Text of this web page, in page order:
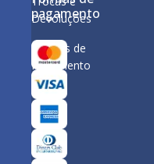
Devoluções
Formas de
Pagamento
pagamento